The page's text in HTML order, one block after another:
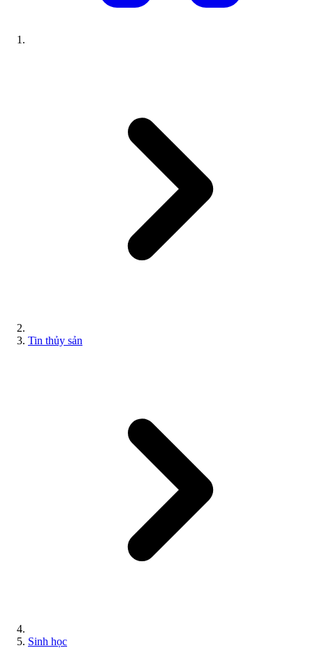
Tin thủy sản
Sinh học